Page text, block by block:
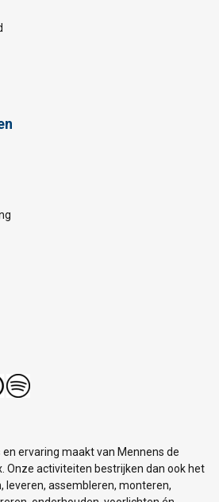
en ervaring maakt van Mennens de
Onze activiteiten bestrijken dan ook het
leveren, assembleren, monteren,